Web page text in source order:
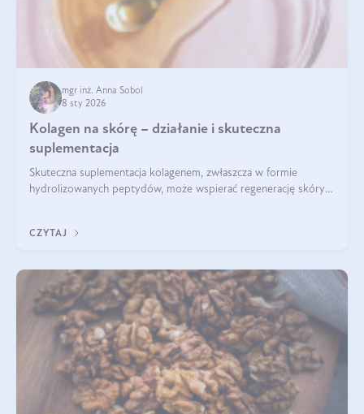
mgr inż. Anna Sobol
8 sty 2026
Kolagen na skórę – działanie i skuteczna
suplementacja
Skuteczna suplementacja kolagenem, zwłaszcza w formie
hydrolizowanych peptydów, może wspierać regenerację skóry i
CZYTAJ